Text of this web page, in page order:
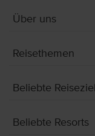
Über uns
Reisethemen
Beliebte
Beliebte Resorts